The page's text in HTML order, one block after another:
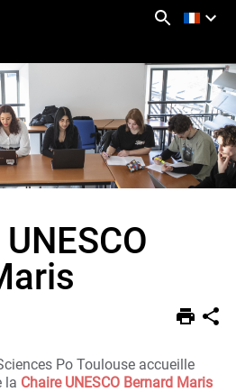
Po Toulouse accueille
la Chaire UNESCO Bernard Maris